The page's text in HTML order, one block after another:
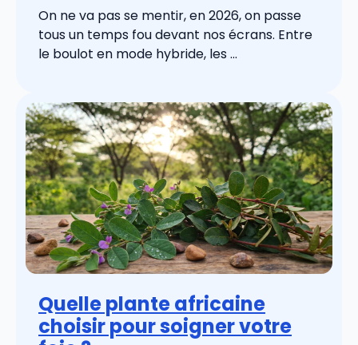
On ne va pas se mentir, en 2026, on passe
tous un temps fou devant nos écrans. Entre
le boulot en mode hybride, les ...
Quelle plante africaine
choisir pour soigner votre